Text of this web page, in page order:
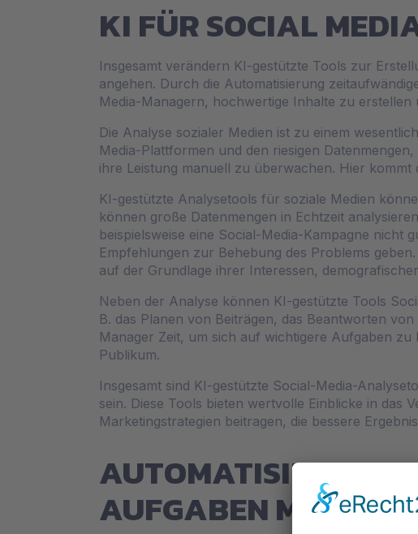
KI FÜR SOCIAL
Insgesamt verändern KI-gestützte Tools zur
angehen. Durch die Automatisierung
Media-Managern, hochwertige Inhalte zu
Die Analyse sozialer Medien ist zu einem
Media-Plattformen und den riesigen
ihre Leistung manuell zu überwachen. Hier kommt
KI-gestützte Analysetools für soziale Medien
können große Datenmengen in Echtzeit
beispielsweise eine Social-Media-Kampagne
Empfehlungen zur Behebung des Problems
auf der Grundlage ihrer Interessen,
Neben der Analyse können KI-gestützte Tools
B. das Planen von Beiträgen, das Beantworten
Manager Zeit, um sich auf wichtigere Aufgaben
Publikum.
Insgesamt sind KI-gestützte Social-Media-
sein. Diese Tools bieten wertvolle Einblicke in
Marketingstrategien beitragen, die bessere
AUTOMATISIERUNG
AUFGABEN MIT KI